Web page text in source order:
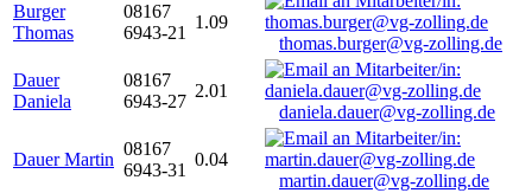
Burger
Thomas
08167
6943-21
1.09
thomas.burger@vg-zolling.de
Dauer
Daniela
08167
6943-27
2.01
daniela.dauer@vg-zolling.de
Dauer Martin
08167
6943-31
0.04
martin.dauer@vg-zolling.de